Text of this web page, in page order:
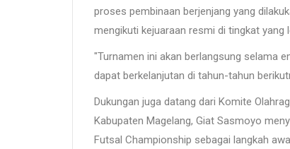
proses pembinaan berjenjang yang
mengikuti kejuaraan resmi di tingkat yang
"Turnamen ini akan berlangsung selama
dapat berkelanjutan di tahun-tahun
Dukungan juga datang dari Komite
Kabupaten Magelang, Giat Sasmoyo
Futsal Championship sebagai langkah